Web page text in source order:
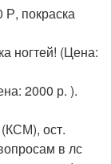
покраска
ногтей! (Цена:
2000 р. ).
ост.
в лс